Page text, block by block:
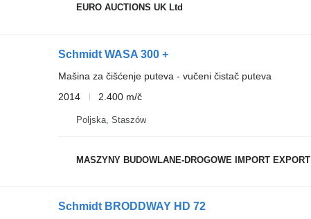
EURO AUCTIONS UK Ltd
Schmidt WASA 300 +
Mašina za čišćenje puteva - vučeni čistač puteva
2014
2.400 m/č
Poljska, Staszów
MASZYNY BUDOWLANE-DROGOWE IMPORT EXPORT
Schmidt BRODDWAY HD 72